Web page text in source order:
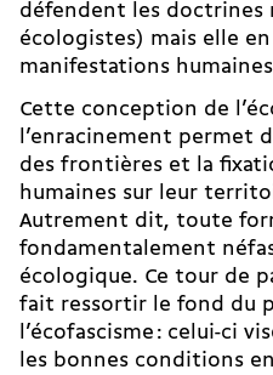
défendent les doctrines
écologistes) mais elle en
manifestations
Cette conception de
l’enracinement permet
des frontières et la
humaines sur leur
Autrement dit, toute
fondamentalement
écologique. Ce tour de
fait ressortir le fond du
l’écofascisme : celui-ci
les bonnes conditions